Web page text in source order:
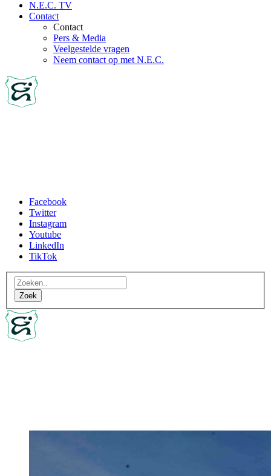
N.E.C. TV
Contact
Contact
Pers & Media
Veelgestelde vragen
Neem contact op met N.E.C.
Facebook
Twitter
Instagram
Youtube
LinkedIn
TikTok